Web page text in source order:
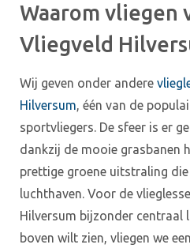
Waarom vliegen
Vliegveld
Wij geven onder andere
Hilversum, één van de
sportvliegers. De sfeer is er
dankzij de mooie grasbanen
prettige groene uitstraling
luchthaven. Voor de
Hilversum bijzonder centraal
boven wilt zien, vliegen we